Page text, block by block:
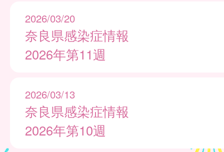
2026/03/20
奈良県感染症情報
2026年第11週
2026/03/13
奈良県感染症情報
2026年第10週